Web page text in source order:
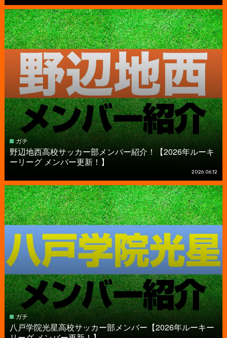
ガチ
野辺地西高校サッカー部メンバー紹介！【2026年ルーキ
ーリーグ メンバー更新！】
2026.06.12
ガチ
八戸学院光星高校サッカー部メンバー【2026年ルーキー